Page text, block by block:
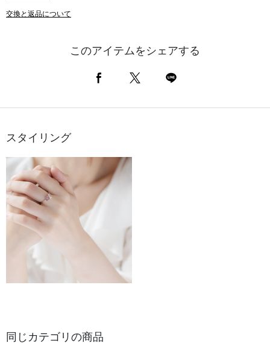
交換と返品について
このアイテムをシェアする
スタイリング
同じカテゴリの商品